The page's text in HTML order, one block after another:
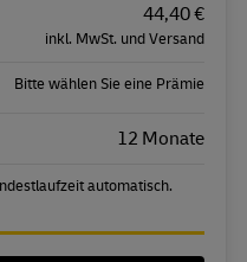
44,40 €
inkl. MwSt. und Versand
Bitte wählen Sie eine Prämie
12 Monate
automatisch.